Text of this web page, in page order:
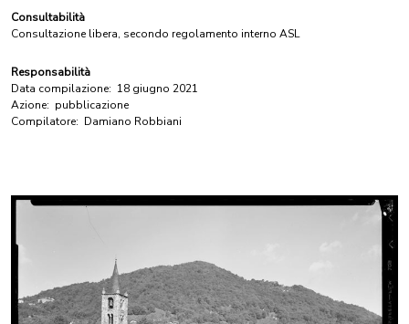
Consultabilità
Consultazione libera, secondo regolamento interno ASL
Responsabilità
Data compilazione: 18 giugno 2021
Azione: pubblicazione
Compilatore: Damiano Robbiani